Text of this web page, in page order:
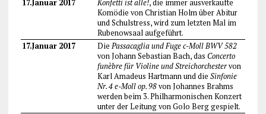
17.Januar 2017 Konfetti ist alle!, die immer ausverkaufte
Komödie von Christian Holm über Abitur
und Schulstress, wird zum letzten Mal im
Rubenowsaal aufgeführt.
17.Januar 2017
DiePassacaglia und Fuge c-Moll BWV 582
von Johann Sebastian Bach, das Concerto
funèbre für Violine und Streichorchestervon
Karl Amadeus Hartmann und die Sinfonie
Nr. 4 e-Moll op. 98von Johannes Brahms
werden beim 3. Philharmonischen Konzert
unter der Leitung von Golo Berg gespielt.